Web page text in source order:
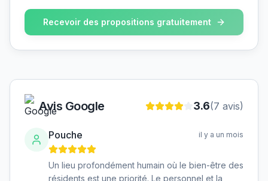
Recevoir des propositions gratuitement
Avis Google 3.6(7 avis)
Pouche il y a un mois
Un lieu profondément humain où le bien-être des
résidents est une priorité. Le personnel et la